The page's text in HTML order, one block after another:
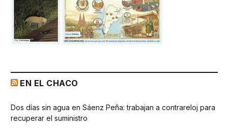
EN EL CHACO
Dos días sin agua en Sáenz Peña: trabajan a contrareloj para
recuperar el suministro